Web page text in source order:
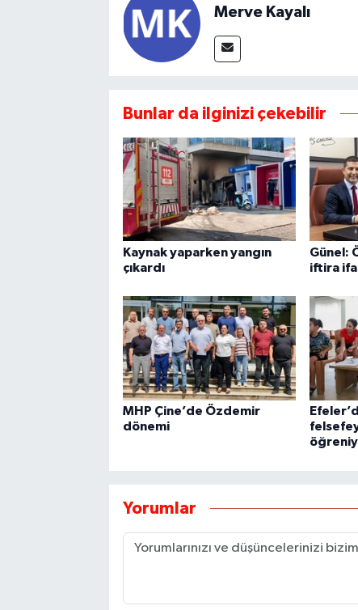
Merve Kayalı
Bunlar da ilginizi çekebilir
Kaynak yaparken yangın
çıkardı
Günel:
iftira
MHP Çine’de Özdemir
dönemi
Yorumlar